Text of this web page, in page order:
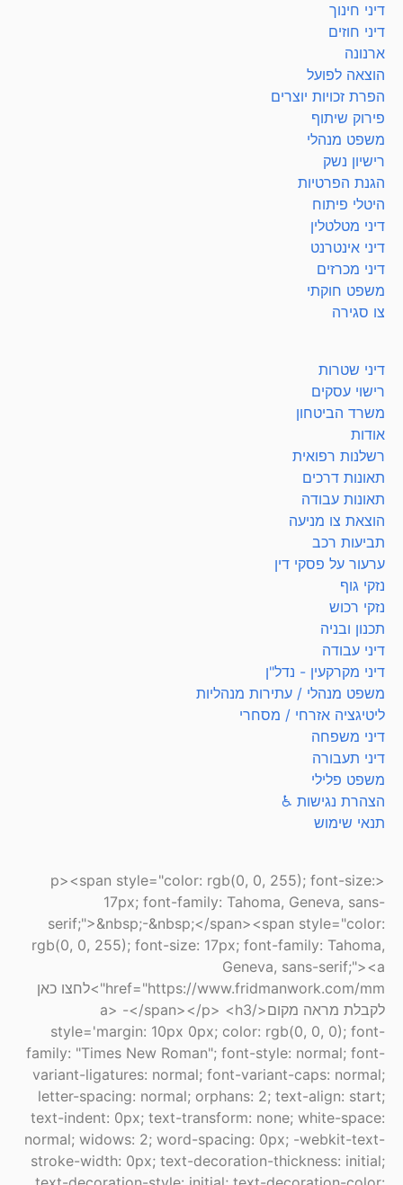
דיני חינוך
דיני חוזים
ארנונה
הוצאה לפועל
הפרת זכויות יוצרים
פירוק שיתוף
משפט מנהלי
רישיון נשק
הגנת הפרטיות
היטלי פיתוח
דיני מטלטלין
דיני אינטרנט
דיני מכרזים
משפט חוקתי
צו סגירה
דיני שטרות
רישוי עסקים
משרד הביטחון
אודות
רשלנות רפואית
תאונות דרכים
תאונות עבודה
הוצאת צו מניעה
תביעות רכב
ערעור על פסקי דין
נזקי גוף
נזקי רכוש
תכנון ובניה
דיני עבודה
דיני מקרקעין - נדל"ן
משפט מנהלי / עתירות מנהליות
ליטיגציה אזרחי / מסחרי
דיני משפחה
דיני תעבורה
משפט פלילי
הצהרת נגישות ♿
תנאי שימוש
<p><span style="color: rgb(0, 0, 255); font-size:
17px; font-family: Tahoma, Geneva, sans-
serif;">&nbsp;-&nbsp;</span><span style="color:
rgb(0, 0, 255); font-size: 17px; font-family: Tahoma,
Geneva, sans-serif;"><a
href="https://www.fridmanwork.com/mm">לחצו כאן
לקבלת מראה מקום</a> -</span></p> <h3
style='margin: 10px 0px; color: rgb(0, 0, 0); font-
family: "Times New Roman"; font-style: normal; font-
variant-ligatures: normal; font-variant-caps: normal;
letter-spacing: normal; orphans: 2; text-align: start;
text-indent: 0px; text-transform: none; white-space:
normal; widows: 2; word-spacing: 0px; -webkit-text-
stroke-width: 0px; text-decoration-thickness: initial;